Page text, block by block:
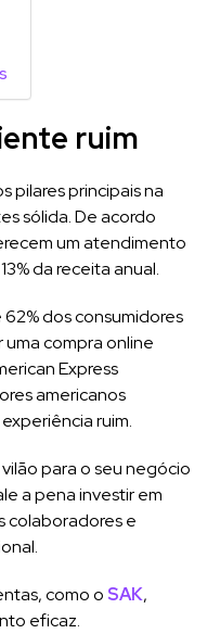
ruim
pilares principais na
sólida. De acordo
um atendimento
da receita anual.
dos consumidores
compra online
Express
americanos
ruim.
para o seu negócio
a pena investir em
colaboradores e
como oSAK,
eficaz.